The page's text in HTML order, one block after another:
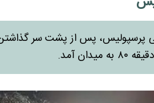
پرسپولیس، پس از پشت سر
آمد.